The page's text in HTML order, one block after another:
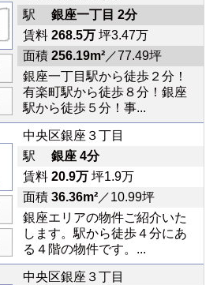
駅 銀座一丁目 2分
賃料 268.5万坪3.47万
面積 256.19m²／77.49坪
銀座一丁目駅から徒歩２分！
有楽町駅から徒歩８分！銀座
駅から徒歩５分！事...
中央区銀座３丁目
駅 銀座 4分
賃料 20.9万坪1.9万
面積 36.36m²／10.99坪
銀座エリアの物件ご紹介いた
します。駅から徒歩４分にあ
る４階の物件です。...
中央区銀座３丁目